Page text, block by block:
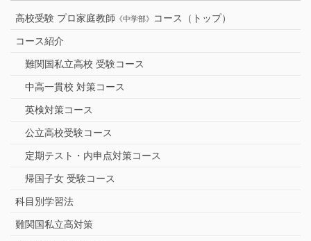
高校受験 プロ家庭教師 《中学部》 コース（トップ）
コース紹介
難関国私立高校 受験コース
中高一貫校 対策コース
英検対策コース
公立高校受験コース
定期テスト・内申点対策コース
帰国子女 受験コース
科目別学習法
難関国私立高対策